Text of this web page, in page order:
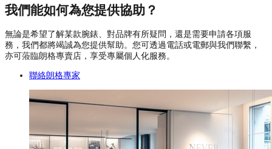
我們能如何為您提供協助？
無論是希望了解某款腕錶、對品牌有所疑問，還是需要申請各項服
務，我們都將竭誠為您提供幫助。您可透過電話或電郵與我們聯繫，
亦可蒞臨朗格專賣店，享受專屬個人化服務。
聯絡朗格專家